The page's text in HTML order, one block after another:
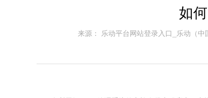
如
来源： 乐动平台网站登录入口_乐动（中